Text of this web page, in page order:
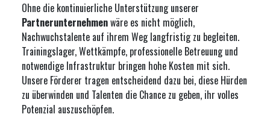
Ohne die kontinuierliche Unterstützung unserer
Partnerunternehmenwäre es nicht möglich,
Nachwuchstalente auf ihrem Weg langfristig zu begleiten.
Trainingslager, Wettkämpfe, professionelle Betreuung und
notwendige Infrastruktur bringen hohe Kosten mit sich.
Unsere Förderer tragen entscheidend dazu bei, diese Hürden
zu überwinden und Talenten die Chance zu geben, ihr volles
Potenzial auszuschöpfen.